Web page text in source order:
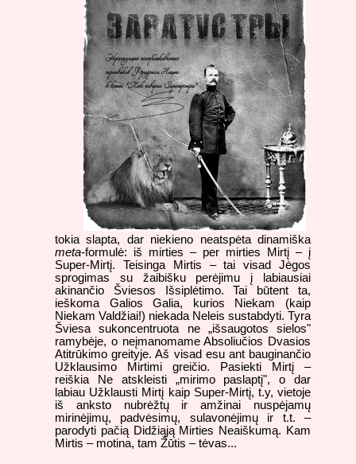
tokia slapta, dar niekieno neatspėta dinamiška
meta-formulė: iš mirties – per mirties Mirtį – į
Super-Mirtį. Teisinga Mirtis – tai visad Jėgos
sprogimas su žaibišku perėjimu į labiausiai
akinančio Šviesos Išsiplėtimo. Tai būtent ta,
ieškoma Galios Galia, kurios Niekam (kaip
Niekam Valdžiai!) niekada Neleis sustabdyti. Tyra
Šviesa sukoncentruota ne „išsaugotos sielos"
ramybėje, o neįmanomame Absoliučios Dvasios
Atitrūkimo greityje. Aš visad esu ant bauginančio
Užklausimo Mirtimi greičio. Pasiekti Mirtį –
reiškia Ne atskleisti „mirimo paslaptį", o dar
labiau Užklausti Mirtį kaip Super-Mirtį, t.y, vietoje
iš anksto nubrėžtų ir amžinai nuspėjamų
mirinėjimų, padvėsimų, sulavonėjimų ir t.t. –
parodyti pačią Didžiąją Mirties Neaiškumą. Kam
Mirtis – motina, tam Žūtis – tėvas...